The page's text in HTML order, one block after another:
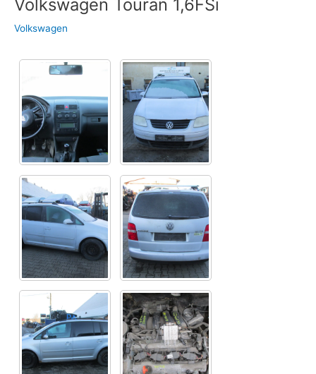
Volkswagen Touran 1,6FSi
Volkswagen